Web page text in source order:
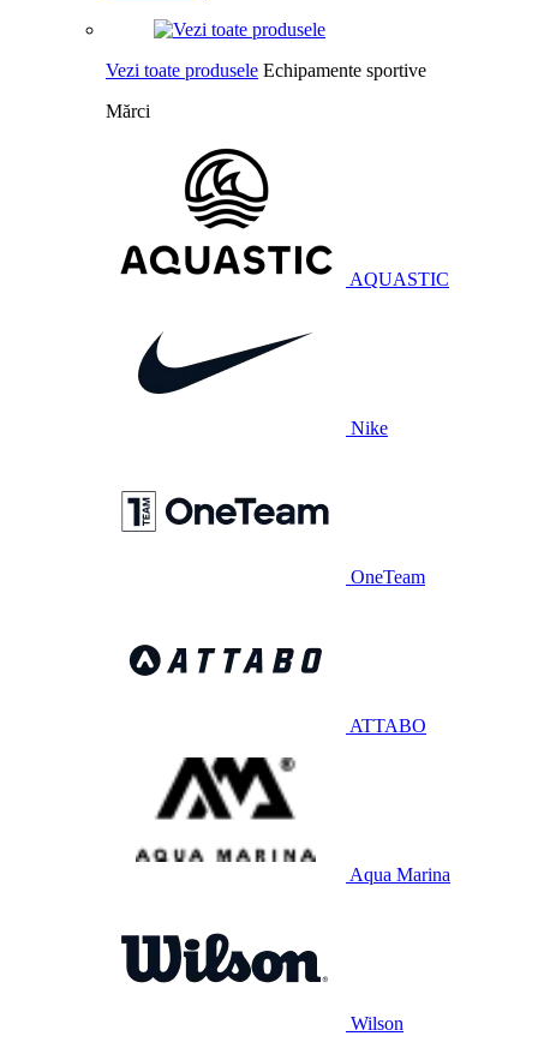
Vezi toate produsele Echipamente sportive
Mărci
AQUASTIC
Nike
OneTeam
ATTABO
Aqua Marina
Wilson